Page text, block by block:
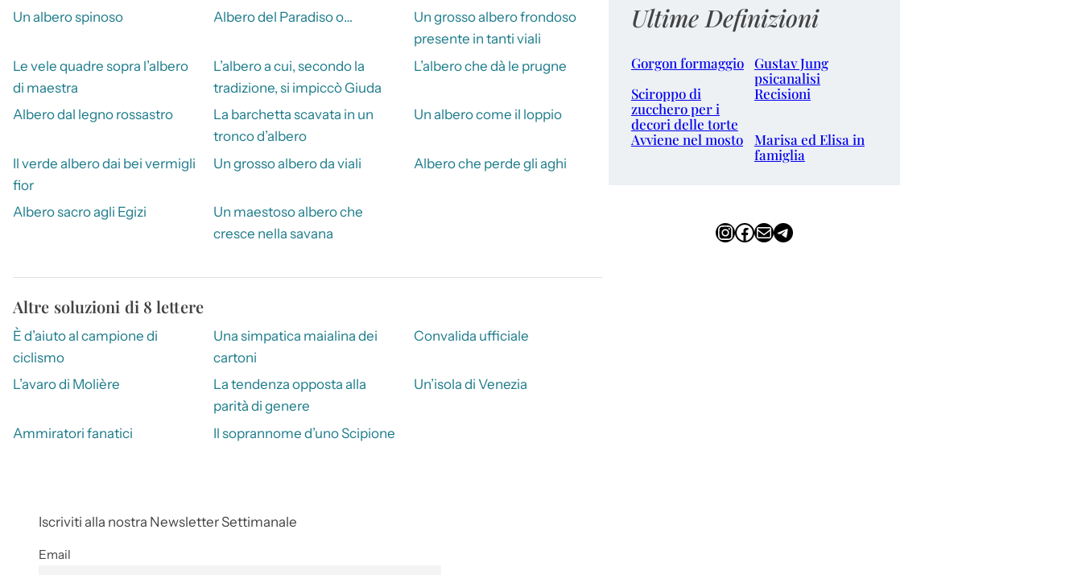
Un albero spinoso Albero del Paradiso o…
Un grosso albero frondoso
presente in tanti viali
Le vele quadre sopra l’albero
di maestra
L’albero a cui, secondo la
tradizione, si impiccò Giuda
L’albero che dà le prugne
Albero dal legno rossastro
La barchetta scavata in un
tronco d’albero
Un albero come il loppio
Il verde albero dai bei vermigli
fior
Un grosso albero da viali Albero che perde gli aghi
Albero sacro agli Egizi
Un maestoso albero che
cresce nella savana
Altre soluzioni di 8 lettere
È d’aiuto al campione di
ciclismo
Una simpatica maialina dei
cartoni
Convalida ufficiale
L’avaro di Molière
La tendenza opposta alla
parità di genere
Un’isola di Venezia
Ammiratori fanatici Il soprannome d’uno Scipione
Iscriviti alla nostra Newsletter Settimanale
Email
Ultime Definizioni
Gorgon formaggio Gustav Jung
psicanalisi
Sciroppo di
zucchero per i
decori delle torte
Recisioni
Avviene nel mosto
Marisa ed Elisa in
famiglia
InstagramFacebook Email Telegram